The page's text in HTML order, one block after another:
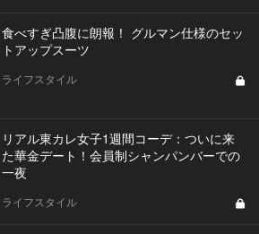
食べすぎ凸腹に朗報！ グルマン仕様のセッ
トアップスーツ
ライフスタイル
リアル東カレ女子1週間コーデ：ついに来
た華金デート！会員制シャンパンバーでの
一夜
ライフスタイル